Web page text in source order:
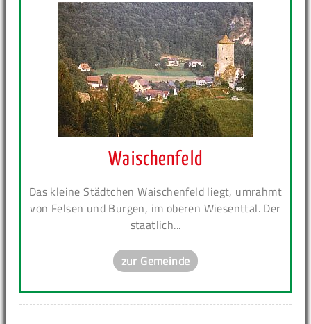
Waischenfeld
Das kleine Städtchen Waischenfeld liegt, umrahmt
von Felsen und Burgen, im oberen Wiesenttal. Der
staatlich...
zur Gemeinde